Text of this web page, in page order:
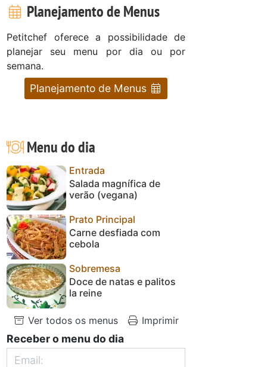
Planejamento de Menus
Petitchef oferece a possibilidade de
planejar seu menu por dia ou por
semana.
Planejamento de Menus
Menu do dia
Entrada
Salada magnífica de
verão (vegana)
Prato Principal
Carne desfiada com
cebola
Sobremesa
Doce de natas e palitos
la reine
Ver todos os menus Imprimir
Receber o menu do dia